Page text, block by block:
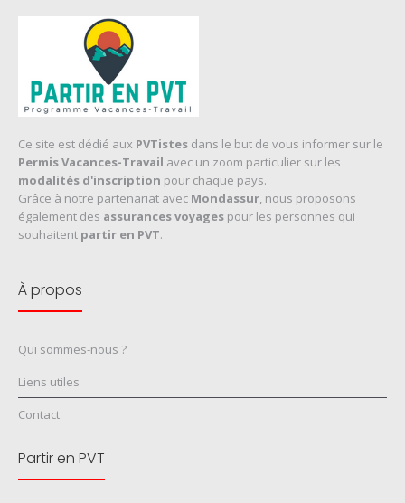
Ce site est dédié aux PVTistes dans le but de vous informer sur le
Permis Vacances-Travail avec un zoom particulier sur les
modalités d'inscription pour chaque pays.
Grâce à notre partenariat avec Mondassur, nous proposons
également des assurances voyages pour les personnes qui
souhaitent partir en PVT.
À propos
Qui sommes-nous ?
Liens utiles
Contact
Partir en PVT